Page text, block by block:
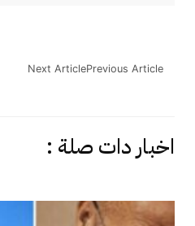
Previous Article
Next Article
اخبار دات صلة :